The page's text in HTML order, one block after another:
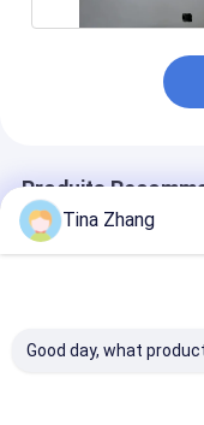
Produits
Tina Zhang
Good day, what